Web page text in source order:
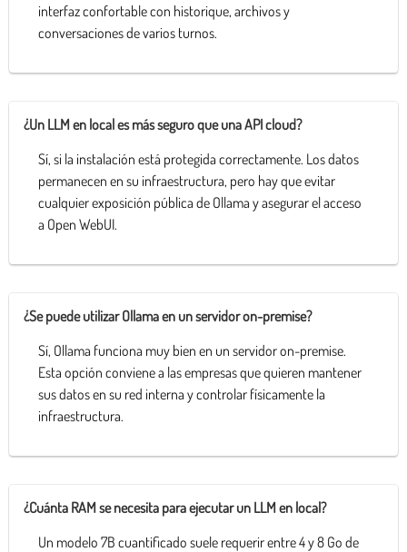
interfaz confortable con historique, archivos y
conversaciones de varios turnos.
¿Un LLM en local es más seguro que una API cloud?
Sí, si la instalación está protegida correctamente. Los datos
permanecen en su infraestructura, pero hay que evitar
cualquier exposición pública de Ollama y asegurar el acceso
a Open WebUI.
¿Se puede utilizar Ollama en un servidor on-premise?
Sí, Ollama funciona muy bien en un servidor on-premise.
Esta opción conviene a las empresas que quieren mantener
sus datos en su red interna y controlar físicamente la
infraestructura.
¿Cuánta RAM se necesita para ejecutar un LLM en local?
Un modelo 7B cuantificado suele requerir entre 4 y 8 Go de